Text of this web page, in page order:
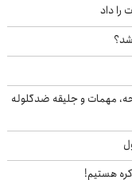
را داد
مهمات و جلیقه ضدگلوله
هستیم!